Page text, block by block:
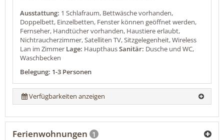
Ausstattung: 1 Schlafraum, Bettwäsche vorhanden,
Doppelbett, Einzelbetten, Fenster können geöffnet werden,
Fernseher, Handtücher vorhanden, Haustiere erlaubt,
Nichtraucherzimmer, Satelliten TV, Sitzgelegenheit, Wireless
Lan im Zimmer Lage: HaupthausSanitär: Dusche und WC,
Waschbecken
Belegung: 1-3 Personen
Verfügbarkeiten anzeigen
Ferienwohnungen 1